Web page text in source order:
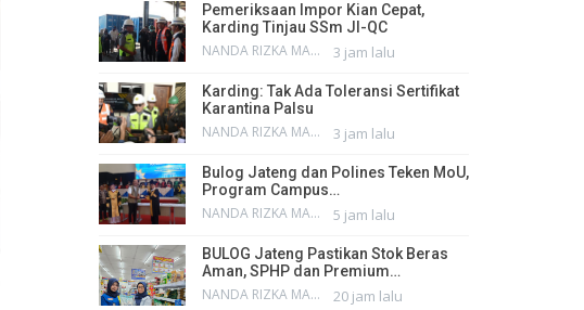
Pemeriksaan Impor Kian Cepat,
Karding Tinjau SSm JI-QC
NANDA RIZKA MAHENDRA 3 jam lalu
Karding: Tak Ada Toleransi Sertifikat
Karantina Palsu
NANDA RIZKA MAHENDRA 3 jam lalu
Bulog Jateng dan Polines Teken MoU,
Program Campus…
NANDA RIZKA MAHENDRA 5 jam lalu
BULOG Jateng Pastikan Stok Beras
Aman, SPHP dan Premium…
NANDA RIZKA MAHENDRA 20 jam lalu